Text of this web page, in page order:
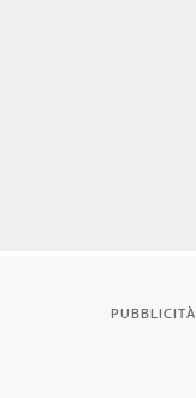
PUBBLICITÀ